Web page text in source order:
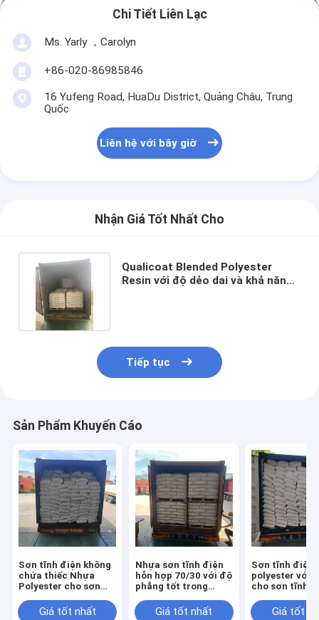
Chi Tiết Liên Lạc
Ms. Yarly ，Carolyn
+86-020-86985846
16 Yufeng Road, HuaDu District, Quảng Châu, Trung
Quốc
Liên hệ với bây giờ
Nhận Giá Tốt Nhất Cho
Qualicoat Blended Polyester
Resin với độ dẻo dai và khả năng
Tiếp tục
Sản Phẩm Khuyến Cáo
Sơn tĩnh điện không
chứa thiếc Nhựa
Polyester cho sơn
độ bóng thấp 50/50
Giá tốt nhất
Nhựa sơn tĩnh điện
hỗn hợp 70/30 với độ
phẳng tốt trong
Giá tốt nhất
Sơn tĩnh điện
polyester với
cho sơn tĩnh
Giá tốt